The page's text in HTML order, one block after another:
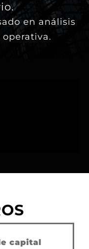
en análisis
capital